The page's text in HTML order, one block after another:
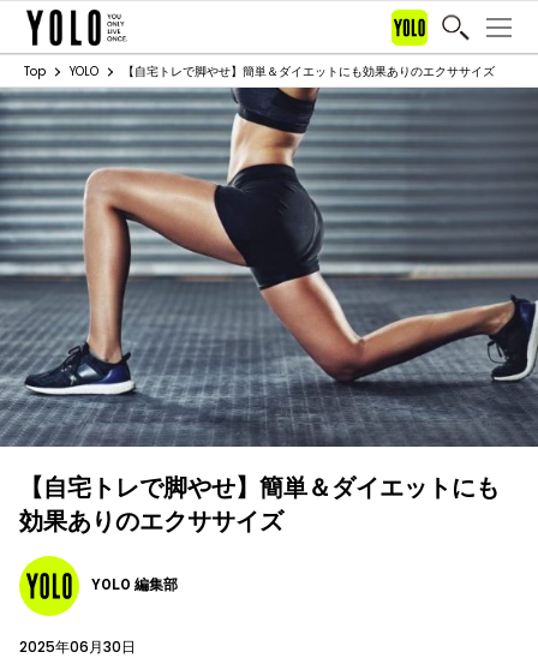
Top YOLO 【自宅トレで脚やせ】簡単＆ダイエットにも効果ありのエクササイズ
【自宅トレで脚やせ】簡単＆ダイエットにも
効果ありのエクササイズ
YOLO 編集部
2025年06月30日